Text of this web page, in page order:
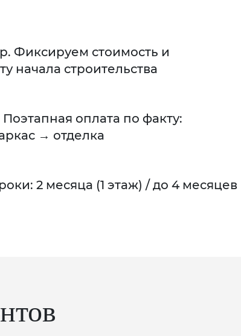
Фиксируем стоимость и
начала строительства
оплата по факту:
→ отделка
2 месяца (1 этаж) / до 4 месяцев